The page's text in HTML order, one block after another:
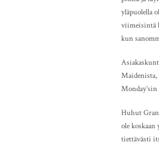
yläpuolella
viimeisintä
kun
Maidenista,
Huhut
ole
tiettävästi